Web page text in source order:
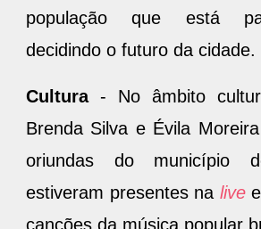
conselheiros. "Eu quero
população que está
Cultura
- No âmbito
Brenda Silva e Évila
oriundas do município
estiveram presentes na
live